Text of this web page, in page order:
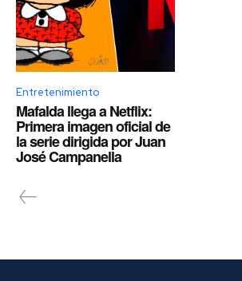
Entretenimiento
Mafalda llega a Netflix:
Primera imagen oficial de
la serie dirigida por Juan
José Campanella